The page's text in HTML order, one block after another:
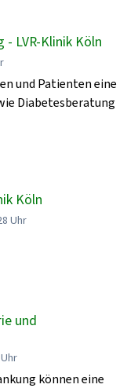
LVR-Klinik Köln
und Patienten eine
Diabetesberatung
Köln
Uhr
und
können eine